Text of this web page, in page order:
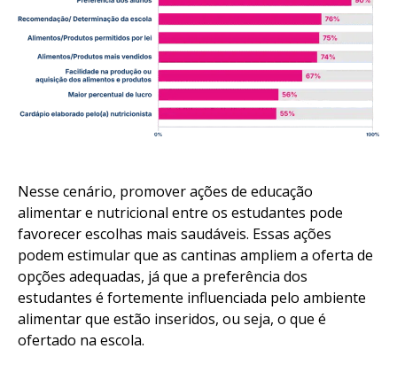
Nesse cenário, promover ações de educação
alimentar e nutricional entre os estudantes pode
favorecer escolhas mais saudáveis. Essas ações
podem estimular que as cantinas ampliem a oferta de
opções adequadas, já que a preferência dos
estudantes é fortemente influenciada pelo ambiente
alimentar que estão inseridos, ou seja, o que é
ofertado na escola.